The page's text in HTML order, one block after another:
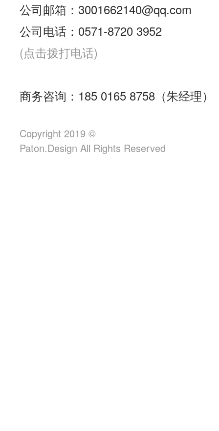
公司邮箱：3001662140@qq.com
公司电话：0571-8720 3952
(点击拨打电话)
商务咨询：185 0165 8758（朱经理）
Copyright 2019 ©
Paton.Design All Rights Reserved